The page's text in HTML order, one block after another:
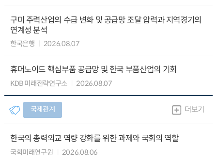
구미 주력산업의 수급 변화 및 공급망 조달 압력과 지역경기의
연계성 분석
한국은행 2026.08.07
휴머노이드 핵심부품 공급망 및 한국 부품산업의 기회
KDB 미래전략연구소 2026.08.07
국제관계 더보기
한국의 총력외교 역량 강화를 위한 과제와 국회의 역할
국회미래연구원 2026.08.06